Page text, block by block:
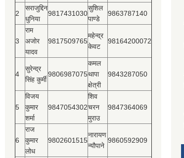
2
सराजुद्दिन
धुनिया
9817431030
सुशिल
पाण्डे
9863787140
3
राम
अजोर
यादव
9817509765
महेन्द्र
केवट
98164200072
4
सुरेन्द्र
सिंह कुर्मी
9806987075
कमल
थापा
क्षेत्री
9843287050
5
विजय
कुमार
शर्मा
9847054302
शिव
चरन
मुराउ
9847364069
6
राज
कुमार
लोध
9802601515
नारायण
न्यौपाने
9860592909